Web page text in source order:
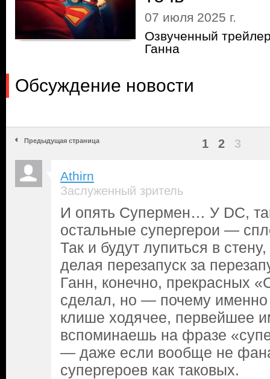
07 июля 2025 г.
Озвученный
Ганна
Обсуждение новости
Предыдущая страница 1 2 3
Athirn
Заслуженный зритель
И опять Супермен… У DC,
остальные супергерои —
Так и будут лупиться в
делая перезапуск за
Ганн, конечно, прекрасных
сделал, но — почему
клише ходячее, первейшее
вспоминаешь на фразе
— даже если вообще не
супергероев как таковых.